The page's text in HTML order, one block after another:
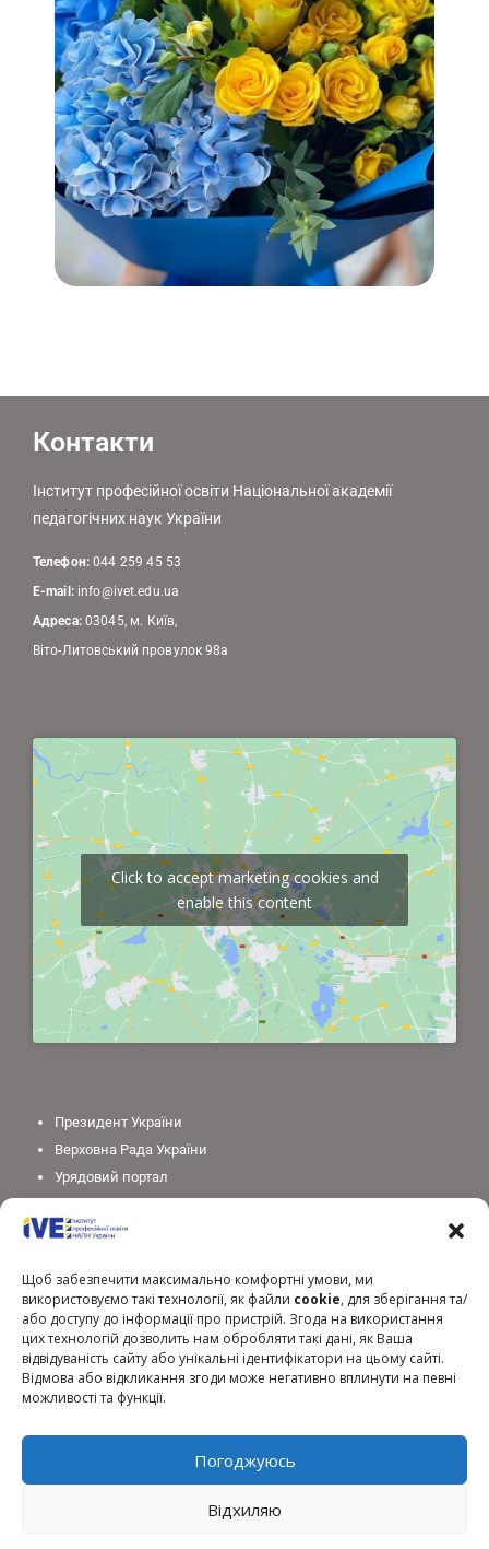
Щоб забезпечити максимально комфортні умови, ми
використовуємо такі технології, як файли cookie, для зберігання та/
або доступу до інформації про пристрій. Згода на використання
цих технологій дозволить нам обробляти такі дані, як Ваша
відвідуваність сайту або унікальні ідентифікатори на цьому сайті.
Відмова або відкликання згоди може негативно вплинути на певні
можливості та функції.
Погоджуюсь
Відхиляю
Контакти
Інститут професійної освіти Національної академії
педагогічних наук України
Телефон:044 259 45 53
E-mail: info@ivet.edu.ua
Адреса:03045, м. Київ,
Віто-Литовський провулок 98а
Click to accept marketing cookies and
enable this content
Президент України
Верховна Рада України
Урядовий портал
Законодавство України
Міністерство освіти і науки України